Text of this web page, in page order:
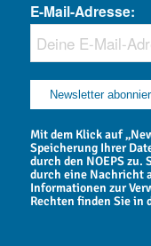
E-Mail-Adresse:
Mit dem Klick auf
Speicherung Ihrer
durch den NOEPS zu.
durch eine Nachricht
Informationen zur
Rechten finden Sie in